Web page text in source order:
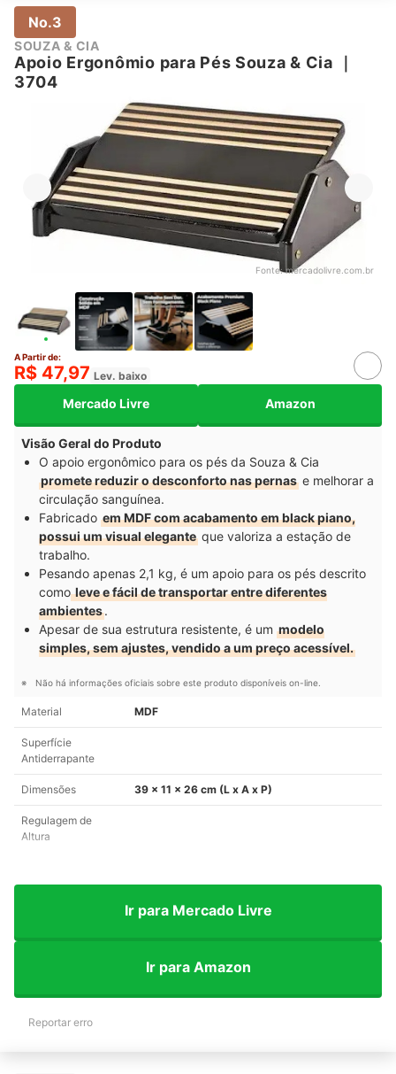
No.3
SOUZA & CIA
Apoio Ergonômio para Pés Souza & Cia ｜
3704
Fonte:mercadolivre.com.br
A Partir de:
R$ 47,97 Lev. baixo
Mercado Livre Amazon
Visão Geral do Produto
O apoio ergonômico para os pés da Souza & Cia
promete reduzir o desconforto nas pernas e melhorar a
circulação sanguínea.
Fabricado em MDF com acabamento em black piano,
possui um visual elegante que valoriza a estação de
trabalho.
Pesando apenas 2,1 kg, é um apoio para os pés descrito
comoleve e fácil de transportar entre diferentes
ambientes.
Apesar de sua estrutura resistente, é um modelo
simples, sem ajustes, vendido a um preço acessível.
Não há informações oficiais sobre este produto disponíveis on-line.
Material MDF
Superfície
Antiderrapante
Dimensões 39 x 11 x 26 cm (L x A x P)
Regulagem de
Altura
Ir para Mercado Livre
Ir para Amazon
Reportar erro